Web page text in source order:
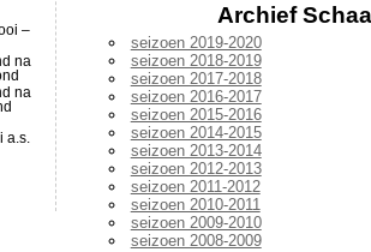
–
na
na
a.s.
Archief
seizoen 2019-2020
seizoen 2018-2019
seizoen 2017-2018
seizoen 2016-2017
seizoen 2015-2016
seizoen 2014-2015
seizoen 2013-2014
seizoen 2012-2013
seizoen 2011-2012
seizoen 2010-2011
seizoen 2009-2010
seizoen 2008-2009